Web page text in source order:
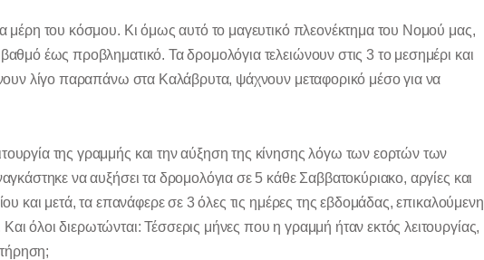
μέρη του κόσμου. Κι όμως αυτό το μαγευτικό πλεονέκτημα του Νομού μας,
έως προβληματικό. Τα δρομολόγια τελειώνουν στις 3 το μεσημέρι και
λίγο παραπάνω στα Καλάβρυτα, ψάχνουν μεταφορικό μέσο για να
της γραμμής και την αύξηση της κίνησης λόγω των εορτών των
να αυξήσει τα δρομολόγια σε 5 κάθε Σαββατοκύριακο, αργίες και
και μετά, τα επανάφερε σε 3 όλες τις ημέρες της εβδομάδας, επικαλούμενη
όλοι διερωτώνται: Τέσσερις μήνες που η γραμμή ήταν εκτός λειτουργίας,